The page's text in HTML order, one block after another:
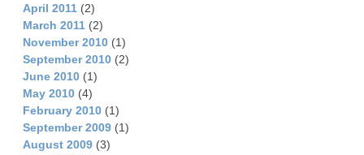
April 2011 (2)
March 2011 (2)
November 2010 (1)
September 2010 (2)
June 2010 (1)
May 2010 (4)
February 2010 (1)
September 2009 (1)
August 2009 (3)